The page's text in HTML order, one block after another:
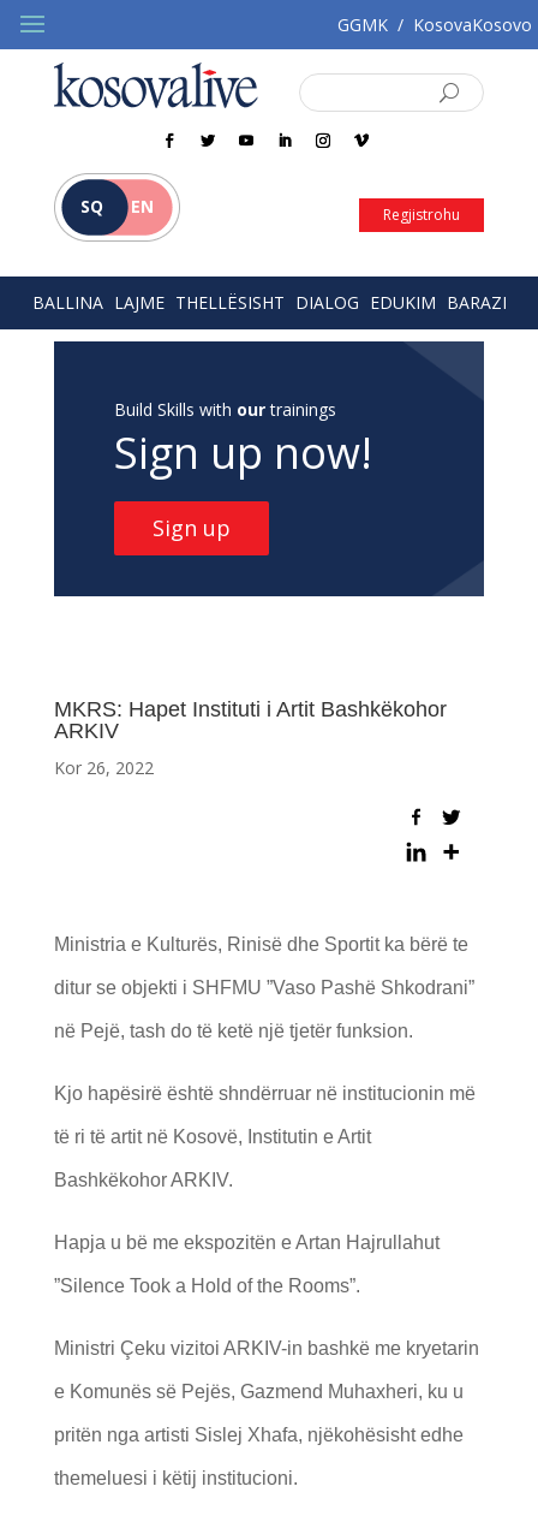
GGMK / KosovaKosovo
SQ EN Regjistrohu
BALLINA LAJME THELLËSISHT DIALOG EDUKIM BARAZI
Build Skills with ourtrainings
Sign up now!
Sign up
MKRS: Hapet Instituti i Artit Bashkëkohor
ARKIV
Kor 26, 2022
Ministria e Kulturës, Rinisë dhe Sportit ka bërë te
ditur se objekti i SHFMU ”Vaso Pashë Shkodrani”
në Pejë, tash do të ketë një tjetër funksion.
Kjo hapësirë është shndërruar në institucionin më
të ri të artit në Kosovë, Institutin e Artit
Bashkëkohor ARKIV.
Hapja u bë me ekspozitën e Artan Hajrullahut
”Silence Took a Hold of the Rooms”.
Ministri Çeku vizitoi ARKIV-in bashkë me kryetarin
e Komunës së Pejës, Gazmend Muhaxheri, ku u
pritën nga artisti Sislej Xhafa, njëkohësisht edhe
themeluesi i këtij institucioni.